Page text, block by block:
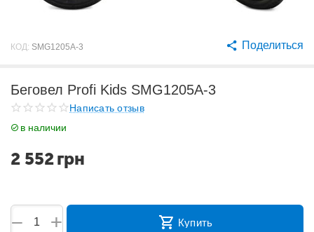
КОД: SMG1205A-3 Поделиться
Беговел Profi Kids SMG1205A-3
Написать отзыв
в наличии
2 552грн
+
− Купить